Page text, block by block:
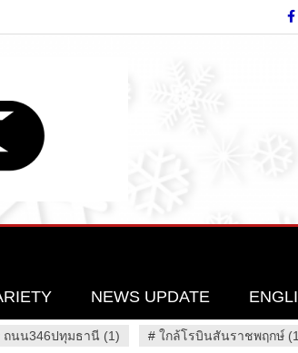
NEWS UPDATE
ถนน346ปทุมธานี (1) # ใกล้โรบินสันราชพฤกษ์